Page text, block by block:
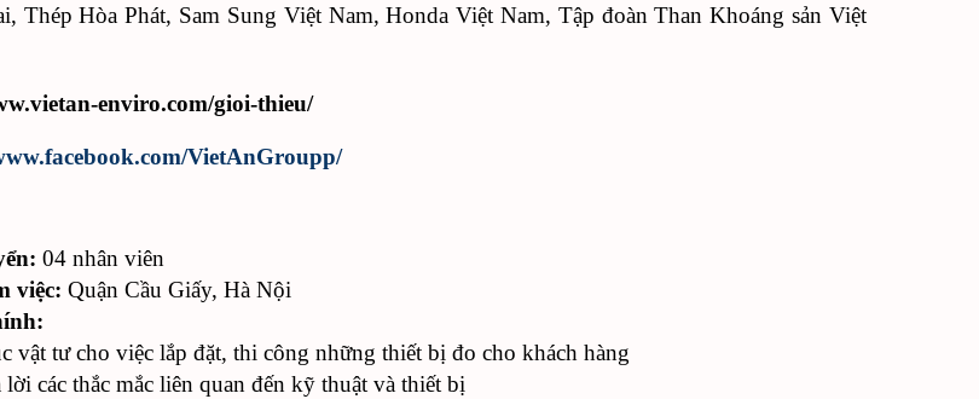
Thép Hòa Phát, Sam Sung Việt Nam, Honda Việt Nam, Tập đoàn Than Khoáng sản Việt
enviro.com/gioi-thieu/
VietAnGroupp/
04 nhân viên
việc: Quận Cầu Giấy, Hà Nội
vật tư cho việc lắp đặt, thi công những thiết bị đo cho khách hàng
các thắc mắc liên quan đến kỹ thuật và thiết bị